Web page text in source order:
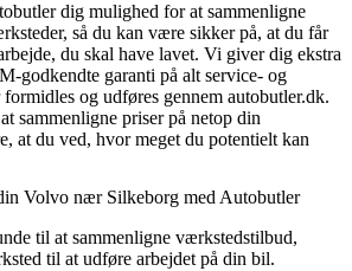
dig mulighed for at sammenligne
så du kan være sikker på, at du får
du skal have lavet. Vi giver dig ekstra
godkendte garanti på alt service- og
og udføres gennem autobutler.dk.
sammenligne priser på netop din
at du ved, hvor meget du potentielt kan
Volvo nær Silkeborg med Autobutler
til at sammenligne værkstedstilbud,
til at udføre arbejdet på din bil.